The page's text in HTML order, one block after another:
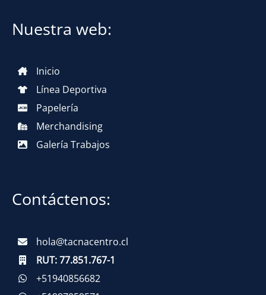
Nuestra web:
Inicio
Línea Deportiva
Papelería
Merchandising
Galería Trabajos
Contáctenos:
hola@tacnacentro.cl
RUT:77.851.767-1
+51940856682